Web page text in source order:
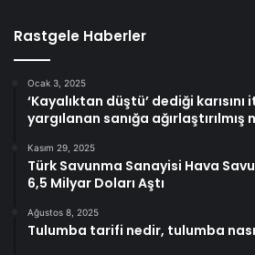
Rastgele Haberler
Ocak 3, 2025
‘Kayalıktan düştü’ dediği
yargılanan sanığa ağırlaştırılmış
Kasım 29, 2025
Türk Savunma Sanayisi Hava
6,5 Milyar Doları Aştı
Ağustos 8, 2025
Tulumba tarifi nedir, tulumba